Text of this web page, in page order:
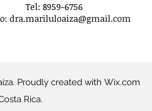
Tel: 8959-6756
dra.mariluloaiza@gmail.com
Proudly created with Wix.com
Rica.